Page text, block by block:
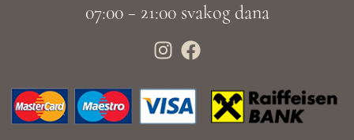
07:00 – 21:00 svakog dana